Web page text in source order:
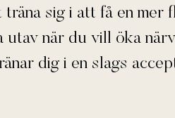
sig i att få en mer
utav när du vill öka
dig i en slags